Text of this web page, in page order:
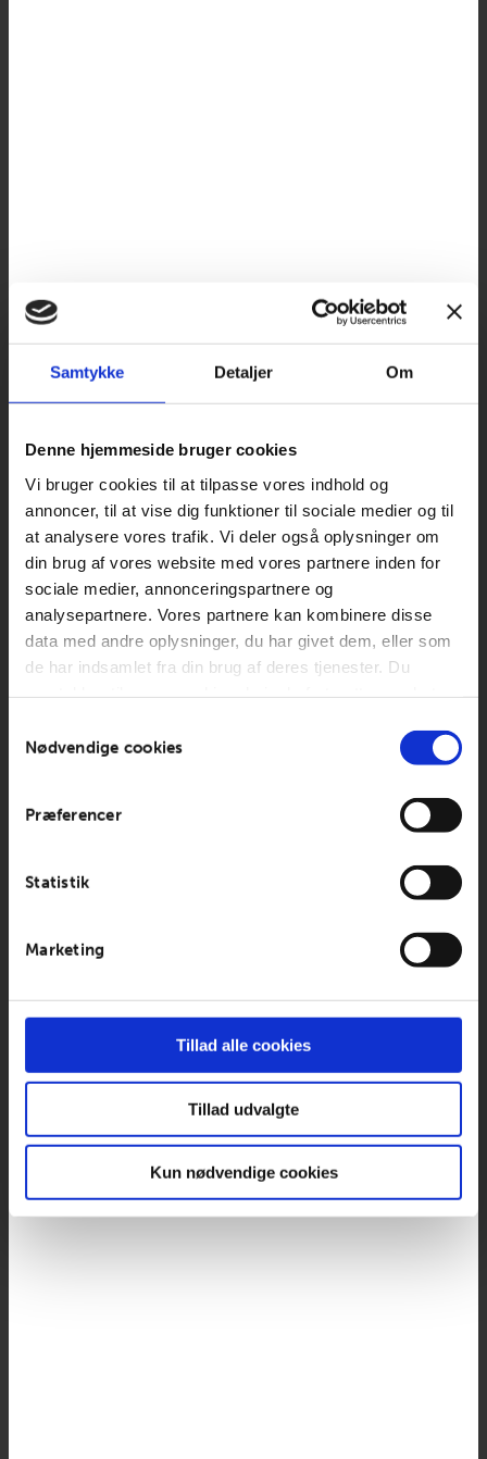
Samtykke Detaljer Om
Denne hjemmeside bruger cookies
Vi bruger cookies til at tilpasse vores indhold og
annoncer, til at vise dig funktioner til sociale medier og til
at analysere vores trafik. Vi deler også oplysninger om
din brug af vores website med vores partnere inden for
sociale medier, annonceringspartnere og
analysepartnere. Vores partnere kan kombinere disse
data med andre oplysninger, du har givet dem, eller som
de har indsamlet fra din brug af deres tjenester. Du
Nødvendige cookies
Præferencer
Statistik
Marketing
Tillad alle cookies
Tillad udvalgte
Kun nødvendige cookies